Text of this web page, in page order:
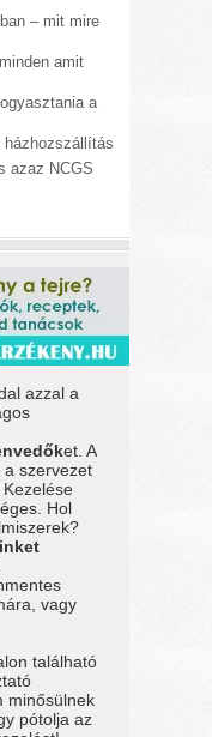
– mit mire
amit
a
azaz NCGS
azzal a
et. A
a szervezet
Hol
vagy
található
minősülnek
pótolja az